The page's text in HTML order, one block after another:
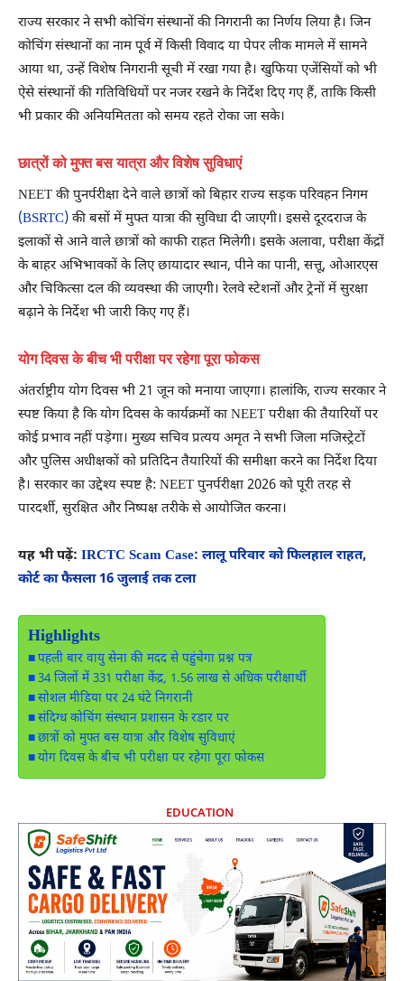
राज्य सरकार ने सभी कोचिंग संस्थानों की निगरानी का निर्णय लिया है। जिन
कोचिंग संस्थानों का नाम पूर्व में किसी विवाद या पेपर लीक मामले में सामने
आया था, उन्हें विशेष निगरानी सूची में रखा गया है। खुफिया एजेंसियों को भी
ऐसे संस्थानों की गतिविधियों पर नजर रखने के निर्देश दिए गए हैं, ताकि किसी
भी प्रकार की अनियमितता को समय रहते रोका जा सके।
छात्रों को मुफ्त बस यात्रा और विशेष सुविधाएं
NEET की पुनर्परीक्षा देने वाले छात्रों को बिहार राज्य सड़क परिवहन निगम
(BSRTC) की बसों में मुफ्त यात्रा की सुविधा दी जाएगी। इससे दूरदराज के
इलाकों से आने वाले छात्रों को काफी राहत मिलेगी। इसके अलावा, परीक्षा केंद्रों
के बाहर अभिभावकों के लिए छायादार स्थान, पीने का पानी, सत्तू, ओआरएस
और चिकित्सा दल की व्यवस्था की जाएगी। रेलवे स्टेशनों और ट्रेनों में सुरक्षा
बढ़ाने के निर्देश भी जारी किए गए हैं।
योग दिवस के बीच भी परीक्षा पर रहेगा पूरा फोकस
अंतर्राष्ट्रीय योग दिवस भी 21 जून को मनाया जाएगा। हालांकि, राज्य सरकार ने
स्पष्ट किया है कि योग दिवस के कार्यक्रमों का NEET परीक्षा की तैयारियों पर
कोई प्रभाव नहीं पड़ेगा। मुख्य सचिव प्रत्यय अमृत ने सभी जिला मजिस्ट्रेटों
और पुलिस अधीक्षकों को प्रतिदिन तैयारियों की समीक्षा करने का निर्देश दिया
है। सरकार का उद्देश्य स्पष्ट है: NEET पुनर्परीक्षा 2026 को पूरी तरह से
पारदर्शी, सुरक्षित और निष्पक्ष तरीके से आयोजित करना।
यह भी पढ़ें: IRCTC Scam Case: लालू परिवार को फिलहाल राहत,
कोर्ट का फैसला 16 जुलाई तक टला
Highlights
पहली बार वायु सेना की मदद से पहुंचेगा प्रश्न पत्र
34 जिलों में 331 परीक्षा केंद्र, 1.56 लाख से अधिक परीक्षार्थी
सोशल मीडिया पर 24 घंटे निगरानी
संदिग्ध कोचिंग संस्थान प्रशासन के रडार पर
छात्रों को मुफ्त बस यात्रा और विशेष सुविधाएं
योग दिवस के बीच भी परीक्षा पर रहेगा पूरा फोकस
EDUCATION